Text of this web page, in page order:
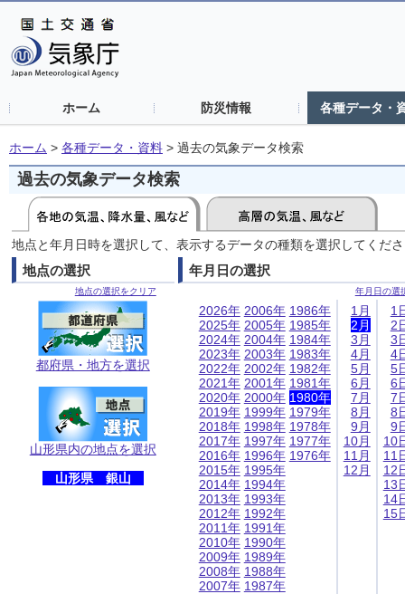
ホーム 防災情報 各種データ・
ホーム > 各種データ・資料 > 過去の気象データ検索
過去の気象データ検索
地点と年月日時を選択して、表示するデータの種類を選択してくだ
地点の選択
地点の選択をクリア
都府県・地方を選択
山形県内の地点を選択
山形県 銀山
年月日の選択
年月日の選
2026年
2025年
2024年
2023年
2022年
2021年
2020年
2019年
2018年
2017年
2016年
2015年
2014年
2013年
2012年
2011年
2010年
2009年
2008年
2007年
2006年
2005年
2004年
2003年
2002年
2001年
2000年
1999年
1998年
1997年
1996年
1995年
1994年
1993年
1992年
1991年
1990年
1989年
1988年
1987年
1986年
1985年
1984年
1983年
1982年
1981年
1980年
1979年
1978年
1977年
1976年
1月
2月
3月
4月
5月
6月
7月
8月
9月
10月
11月
12月
1
2
3
4
5
6
7
8
9
10
11
12
13
14
15